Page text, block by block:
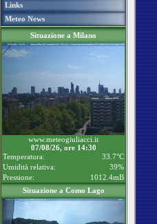
Links
Meteo News
Situazione a Milano
www.meteogiuliacci.it
07/08/26, ore 14:30
Temperatura:
33.7°C
Umidità relativa:
39%
Pressione:
1012.4mB
Situazione a Como Lago